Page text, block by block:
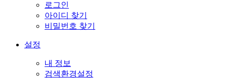
로그인
아이디 찾기
비밀번호 찾기
설정
내 정보
검색환경설정